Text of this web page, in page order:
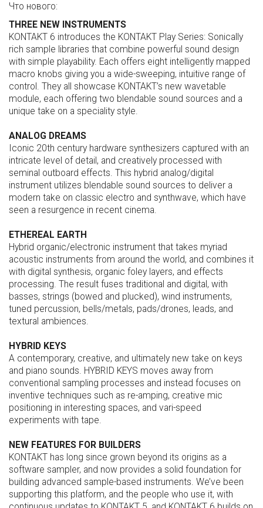
Что нового:
THREE NEW INSTRUMENTS
KONTAKT 6 introduces the KONTAKT Play Series: Sonically
rich sample libraries that combine powerful sound design
with simple playability. Each offers eight intelligently mapped
macro knobs giving you a wide-sweeping, intuitive range of
control. They all showcase KONTAKT’s new wavetable
module, each offering two blendable sound sources and a
unique take on a speciality style.
ANALOG DREAMS
Iconic 20th century hardware synthesizers captured with an
intricate level of detail, and creatively processed with
seminal outboard effects. This hybrid analog/digital
instrument utilizes blendable sound sources to deliver a
modern take on classic electro and synthwave, which have
seen a resurgence in recent cinema.
ETHEREAL EARTH
Hybrid organic/electronic instrument that takes myriad
acoustic instruments from around the world, and combines it
with digital synthesis, organic foley layers, and effects
processing. The result fuses traditional and digital, with
basses, strings (bowed and plucked), wind instruments,
tuned percussion, bells/metals, pads/drones, leads, and
textural ambiences.
HYBRID KEYS
A contemporary, creative, and ultimately new take on keys
and piano sounds. HYBRID KEYS moves away from
conventional sampling processes and instead focuses on
inventive techniques such as re-amping, creative mic
positioning in interesting spaces, and vari-speed
experiments with tape.
NEW FEATURES FOR BUILDERS
KONTAKT has long since grown beyond its origins as a
software sampler, and now provides a solid foundation for
building advanced sample-based instruments. We’ve been
supporting this platform, and the people who use it, with